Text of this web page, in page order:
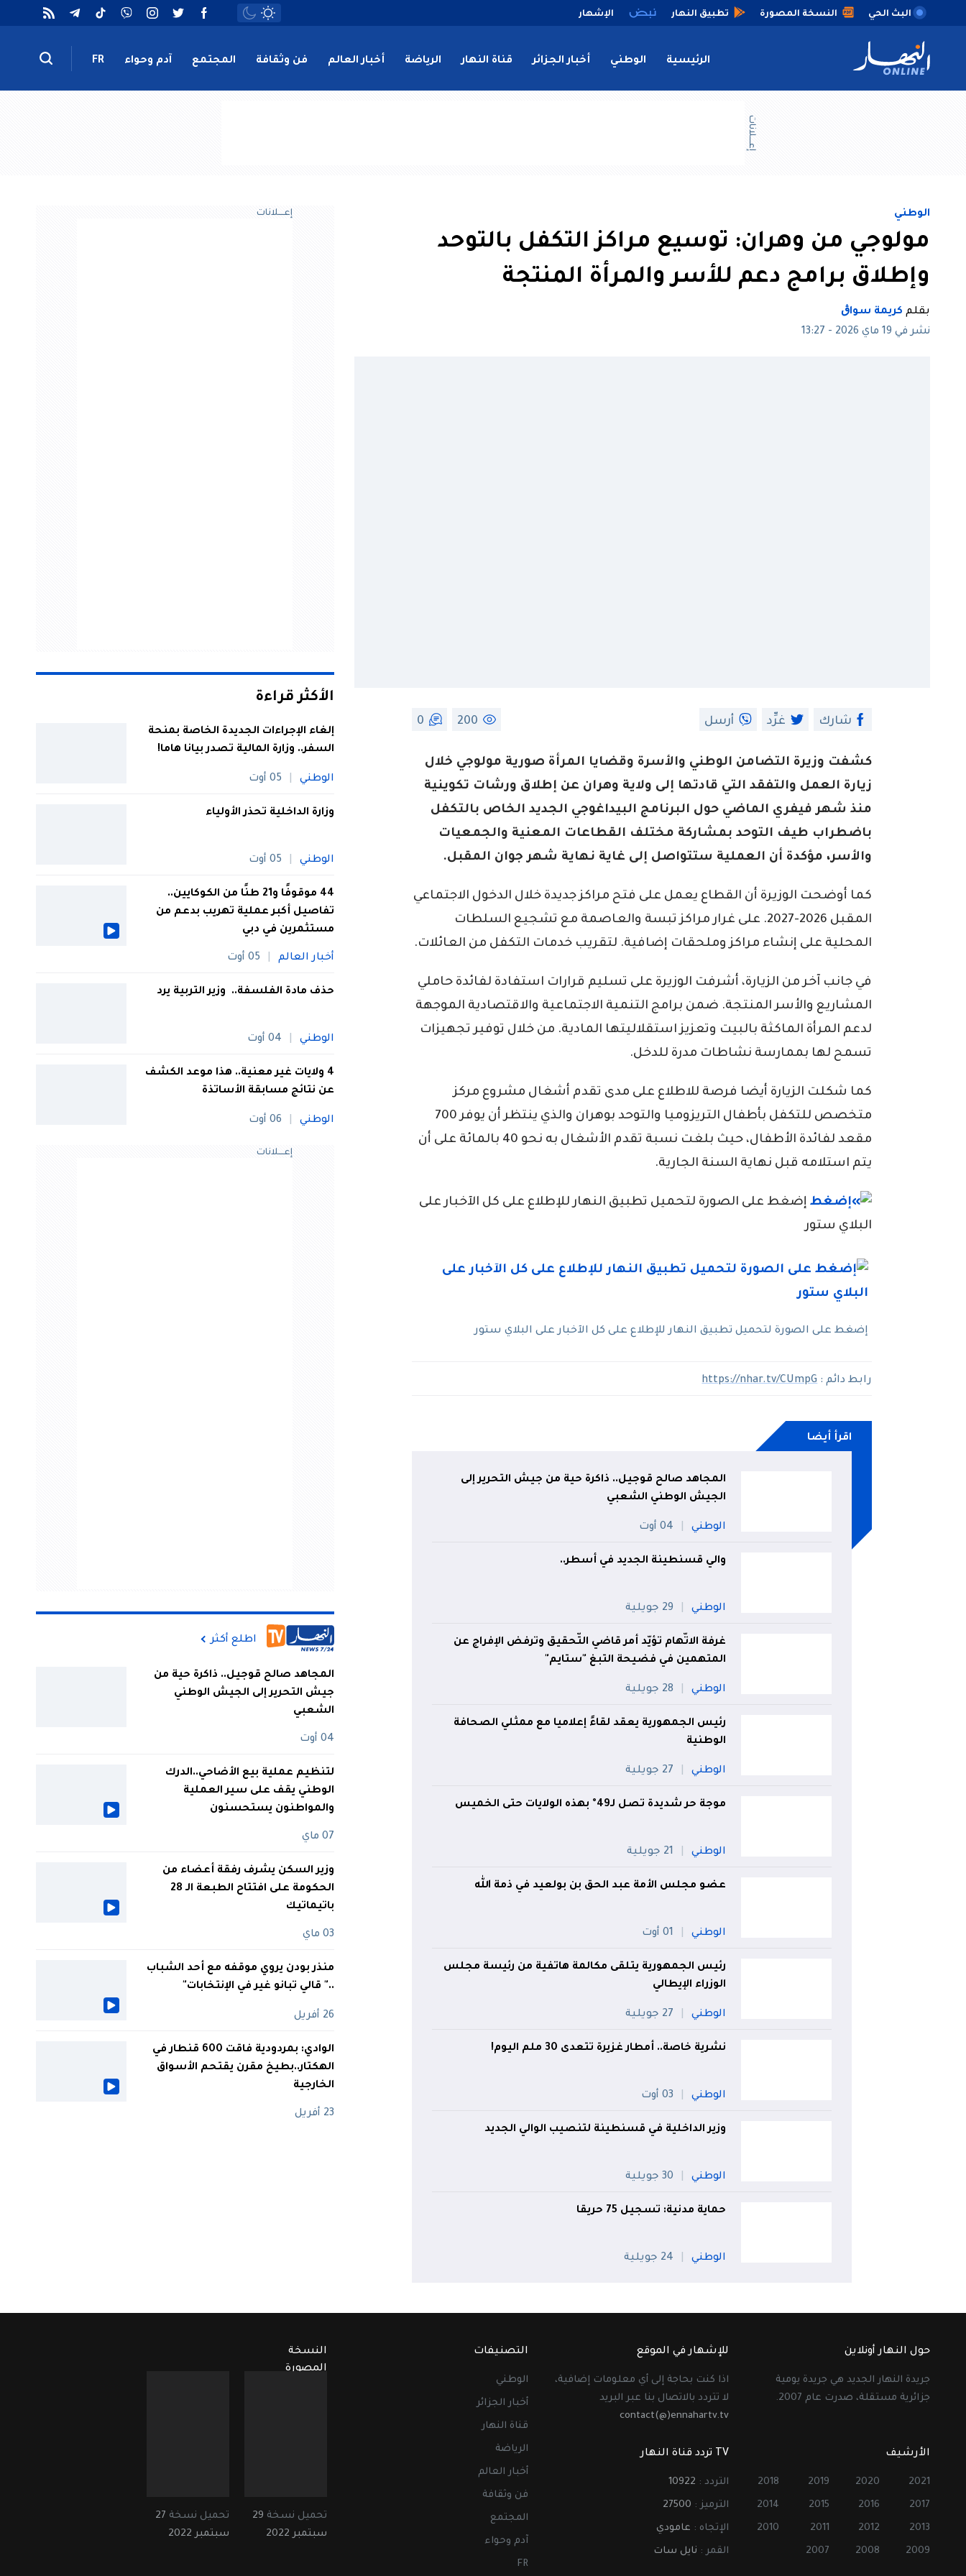
البث الحي النسخة المصورة تطبيق النهار الإشهار
الرئيسية الوطني أخبار الجزائر قناة النهار الرياضة أخبار العالم فن وثقافة المجتمع آدم وحواء FR
إعــــلانات
الوطني
مولوجي من وهران: توسيع مراكز التكفل بالتوحد
وإطلاق برامج دعم للأسر والمرأة المنتجة
بقلم كريمة سواڨ
نشر في 19 ماي 2026 - 13:27
شارك غرِّد أرسل 200
0
كشفت وزيرة التضامن الوطني والأسرة وقضايا المرأة صورية مولوجي خلال
زيارة العمل والتفقد التي قادتها إلى ولاية وهران عن إطلاق ورشات تكوينية
منذ شهر فيفري الماضي حول البرنامج البيداغوجي الجديد الخاص بالتكفل
باضطراب طيف التوحد بمشاركة مختلف القطاعات المعنية والجمعيات
والأسر، مؤكدة أن العملية ستتواصل إلى غاية نهاية شهر جوان المقبل.
كما أوضحت الوزيرة أن القطاع يعمل على فتح مراكز جديدة خلال الدخول الاجتماعي
المقبل 2026-2027. على غرار مراكز تبسة والعاصمة مع تشجيع السلطات
المحلية على إنشاء مراكز وملحقات إضافية. لتقريب خدمات التكفل من العائلات.
في جانب آخر من الزيارة، أشرفت الوزيرة على تسليم قرارات استفادة لفائدة حاملي
المشاريع والأسر المنتجة. ضمن برامج التنمية الاجتماعية والاقتصادية الموجهة
لدعم المرأة الماكثة بالبيت وتعزيز استقلاليتها المادية. من خلال توفير تجهيزات
تسمح لها بممارسة نشاطات مدرة للدخل.
كما شكلت الزيارة أيضا فرصة للاطلاع على مدى تقدم أشغال مشروع مركز
متخصص للتكفل بأطفال التريزوميا والتوحد بوهران والذي ينتظر أن يوفر 700
مقعد لفائدة الأطفال، حيث بلغت نسبة تقدم الأشغال به نحو 40 بالمائة على أن
يتم استلامه قبل نهاية السنة الجارية.
إضغط على الصورة لتحميل تطبيق النهار للإطلاع على كل الآخبار على
البلاي ستور
إضغط على الصورة لتحميل تطبيق النهار للإطلاع على كل الآخبار على البلاي ستور
رابط دائم :https://nhar.tv/CUmpG
اقرأ أيضا
المجاهد صالح قوجيل.. ذاكرة حية من جيش التحرير إلى
الجيش الوطني الشعبي
الوطني 04 أوت
والي قسنطينة الجديد في أسطر..
الوطني 29 جويلية
غرفة الاتّهام تؤيّد أمر قاضي التّحقيق وترفض الإفراج عن
المتهمين في فضيحة التبغ "ستايم"
الوطني 28 جويلية
رئيس الجمهورية يعقد لقاءً إعلاميا مع ممثلي الصحافة
الوطنية
الوطني 27 جويلية
موجة حر شديدة تصل لـ49° بهذه الولايات حتى الخميس
الوطني 21 جويلية
عضو مجلس الأمة عبد الحق بن بولعيد في ذمة الله
الوطني 01 أوت
رئيس الجمهورية يتلقى مكالمة هاتفية من رئيسة مجلس
الوزراء الإيطالي
الوطني 27 جويلية
نشرية خاصة.. أمطار غزيرة تتعدى 30 ملم اليوم!
الوطني 03 أوت
وزير الداخلية في قسنطينة لتنصيب الوالي الجديد
الوطني 30 جويلية
حماية مدنية: تسجيل 75 حريقا
الوطني 24 جويلية
إعــــلانات
الأكثر قراءة
إلغاء الإجراءات الجديدة الخاصة بمنحة
السفر.. وزارة المالية تصدر بيانا هاما!
الوطني 05 أوت
وزارة الداخلية تحذر الأولياء
الوطني 05 أوت
44 موقوفًا و21 طنًا من الكوكايين..
تفاصيل أكبر عملية تهريب بدعم من
مستثمرين في دبي
أخبار العالم 05 أوت
حذف مادة الفلسفة.. وزير التربية يرد
الوطني 04 أوت
4 ولايات غير معنية.. هذا موعد الكشف
عن نتائج مسابقة الأساتذة
الوطني 06 أوت
إعــــلانات
اطلع أكثر
المجاهد صالح قوجيل.. ذاكرة حية من
جيش التحرير إلى الجيش الوطني
الشعبي
04 أوت
لتنظيم عملية بيع الأضاحي..الدرك
الوطني يقف على سير العملية
والمواطنون يستحسنون
07 ماي
وزير السكن يشرف رفقة أعضاء من
الحكومة على افتتاح الطبعة الـ 28
باتيماتيك
03 ماي
منذر بودن يروي موقفه مع أحد الشباب
.." قالي تبانو غير في الإنتخابات"
26 أفريل
الوادي: بمردودية فاقت 600 قنطار في
الهكتار..بطيخ مقرن يقتحم الأسواق
الخارجية
23 أفريل
حول النهار أونلاين
جريدة النهار الجديد هي جريدة يومية
جزائرية مستقلة، صدرت عام 2007.
للإشهار في الموقع
اذا كنت بحاجة إلى أي معلومات إضافية،
لا تتردد بالاتصال بنا عبر البريد
contact(@)ennahartv.tv
الأرشيف
2021
2020
2019
2018
2017
2016
2015
2014
2013
2012
2011
2010
2009
2008
2007
TV تردد قناة النهار
التردد : 10922
الترميز : 27500
الإتجاه : عامودي
القمر : نايل سات
التصنيفات
الوطني
أخبار الجزائر
قناة النهار
الرياضة
أخبار العالم
فن وثقافة
المجتمع
آدم وحواء
FR
النسخة
المصورة
تحميل نسخة 29
سبتمبر 2022
تحميل نسخة 27
سبتمبر 2022